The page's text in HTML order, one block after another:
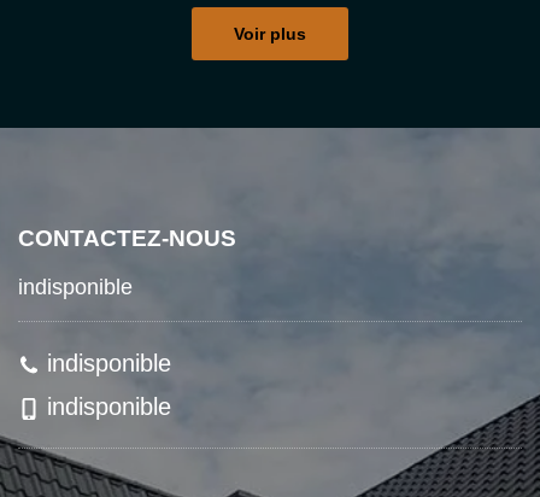
Voir plus
CONTACTEZ-NOUS
indisponible
indisponible
indisponible